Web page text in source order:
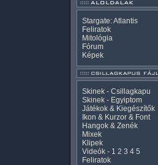
Stargate: Atlantis
Feliratok
Mitológia
Fórum
Képek
Skinek - Csillagkapu
Skinek - Egyiptom
Játékok & Kiegészítők
Ikon & Kurzor & Font
Hangok & Zenék
Mixek
Klipek
Videók- 1 2 3 4 5
Feliratok